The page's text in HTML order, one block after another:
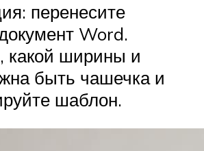
перенесите
Word.
какой ширины и
быть чашечка и
шаблон.